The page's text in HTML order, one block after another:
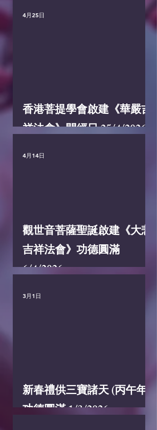
香港菩提學會啟建《華嚴吉
祥法會》開經日 25/4/2026
4月25日
觀世音菩薩聖誕啟建《大悲
吉祥法會》功德圓滿
6/4/2026
4月14日
新春禮供三寶諸天 (丙午年)
功德圓滿 1/3/2026
3月1日